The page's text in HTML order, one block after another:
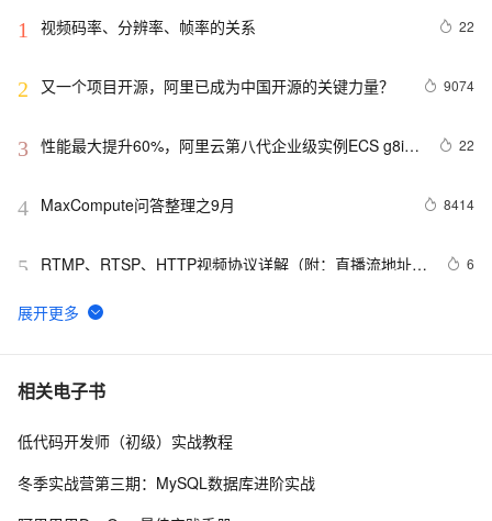
1 视频码率、分辨率、帧率的关系 22
2 又一个项目开源，阿里已成为中国开源的关键力量？ 9074
3 性能最大提升60%，阿里云第八代企业级实例ECS g8i正
22
4 MaxCompute问答整理之9月 8414
5
RTMP、RTSP、HTTP视频协议详解（附：直播流地址、
6
6
【YOLOv8改进 - 注意力机制】Triplet Attention：轻量
7 Python PIL远程命令执行漏洞复现(CVE-2017-8291
8 新年快乐 ~
相关电子书
低代码开发师（初级）实战教程
冬季实战营第三期：MySQL数据库进阶实战